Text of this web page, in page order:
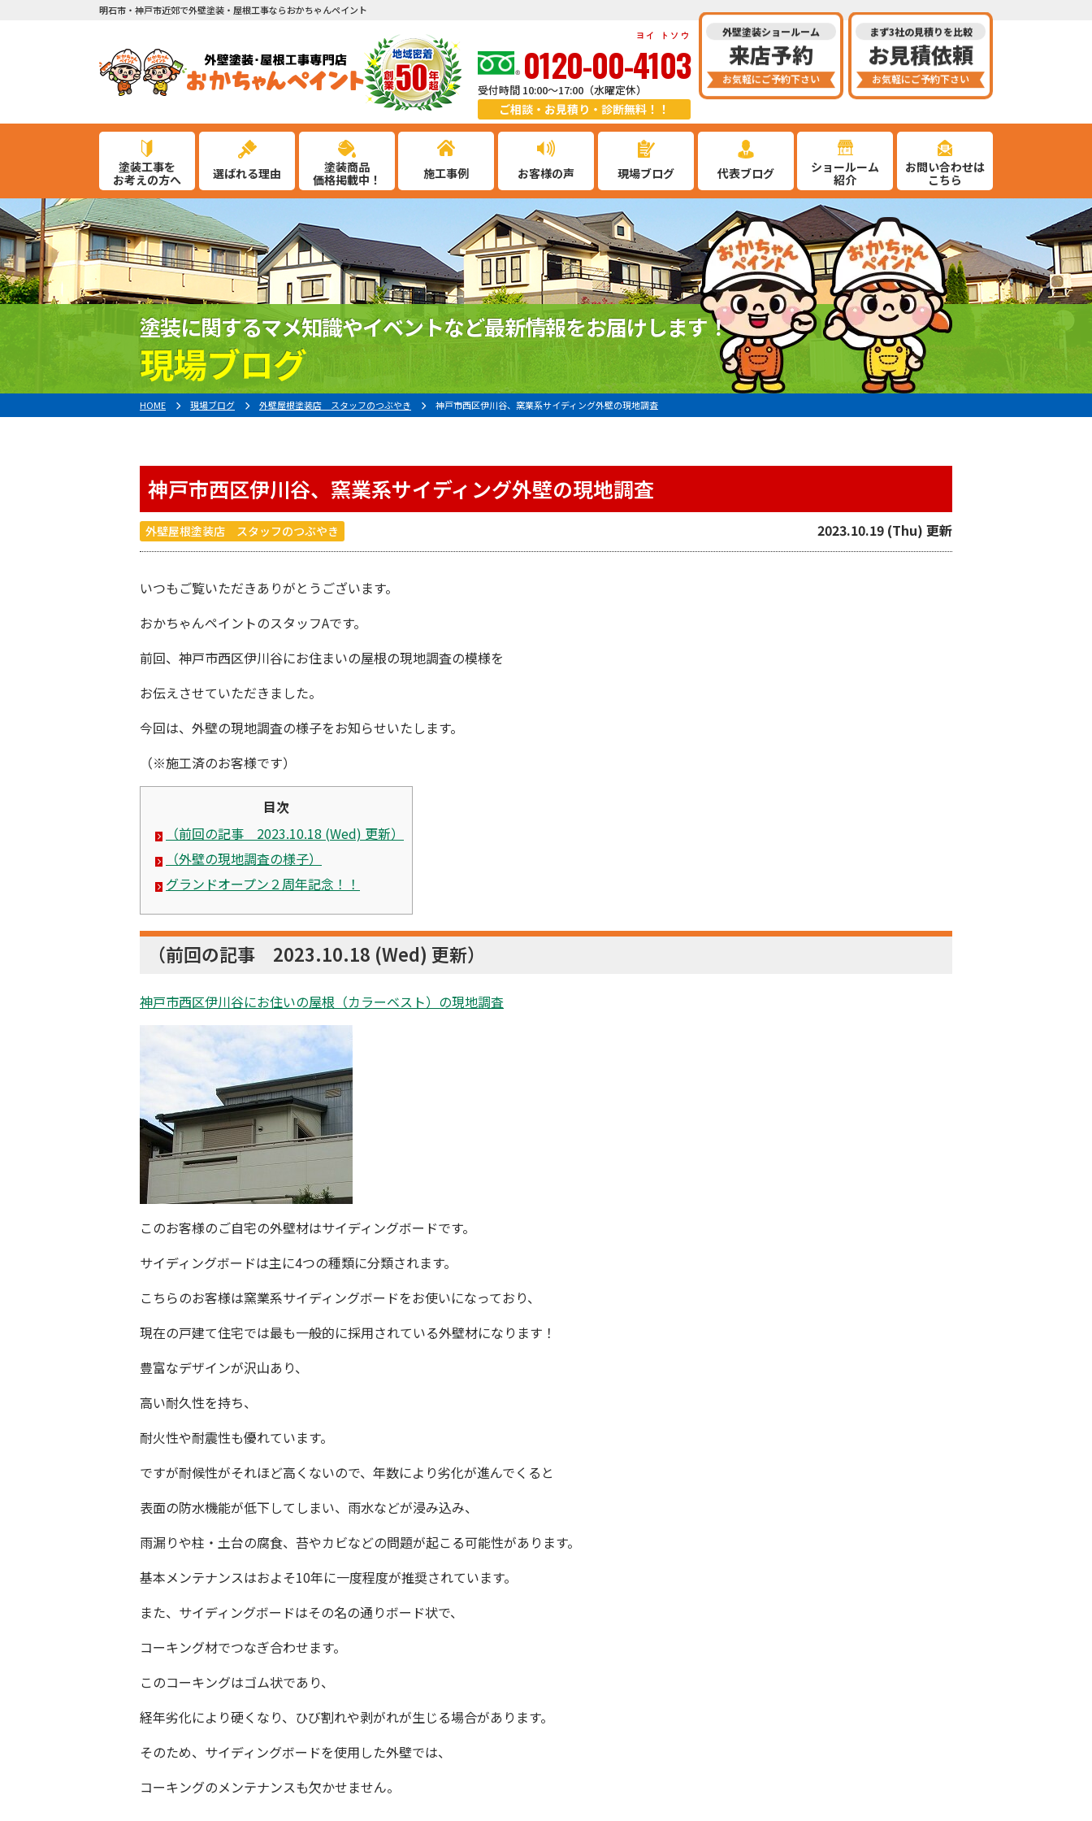
明石市・神戸市近郊で外壁塗装・屋根工事ならおかちゃんペイント
0120-00-4103
ヨイ トソウ
受付時間 10:00～17:00（水曜定休）
ご相談・お見積り・診断無料！！
外壁塗装ショールーム
来店予約
お気軽にご予約下さい
まず3社の見積りを比較
お見積依頼
お気軽にご予約下さい
塗装工事を
お考えの方へ
選ばれる理由
塗装商品
価格掲載中！
施工事例 お客様の声 現場ブログ 代表ブログ
ショールーム
紹介
お問い合わせは
こちら
塗装に関するマメ知識やイベントなど最新情報をお届けします！
現場ブログ
HOME 現場ブログ 外壁屋根塗装店 スタッフのつぶやき 神戸市西区伊川谷、窯業系サイディング外壁の現地調査
神戸市西区伊川谷、窯業系サイディング外壁の現地調査
外壁屋根塗装店 スタッフのつぶやき 2023.10.19 (Thu) 更新
いつもご覧いただきありがとうございます。
おかちゃんペイントのスタッフAです。
前回、 神戸市西区伊川谷にお住まいの屋根の現地調査の模様を
お伝えさせていただきました。
今回は、外壁の現地調査の様子をお知らせいたします。
（※施工済のお客様です）
目次
（前回の記事 2023.10.18 (Wed) 更新）
（外壁の現地調査の様子）
グランドオープン２周年記念！！
（前回の記事 2023.10.18 (Wed) 更新）
神戸市西区伊川谷にお住いの屋根（カラーベスト）の現地調査
このお客様のご自宅の外壁材はサイディングボードです。
サイディングボードは主に4つの種類に分類されます。
こちらのお客様は窯業系サイディングボードをお使いになっており、
現在の戸建て住宅では最も一般的に採用されている外壁材になります！
豊富なデザインが沢山あり、
高い耐久性を持ち、
耐火性や耐震性も優れています。
ですが耐候性がそれほど高くないので、年数により劣化が進んでくると
表面の防水機能が低下してしまい、雨水などが浸み込み、
雨漏りや柱・土台の腐食、苔やカビなどの問題が起こる可能性があります。
基本メンテナンスはおよそ10年に一度程度が推奨されています。
また、サイディングボードはその名の通りボード状で、
コーキング材でつなぎ合わせます。
このコーキングはゴム状であり、
経年劣化により硬くなり、ひび割れや剥がれが生じる場合があります。
そのため、サイディングボードを使用した外壁では、
コーキングのメンテナンスも欠かせません。